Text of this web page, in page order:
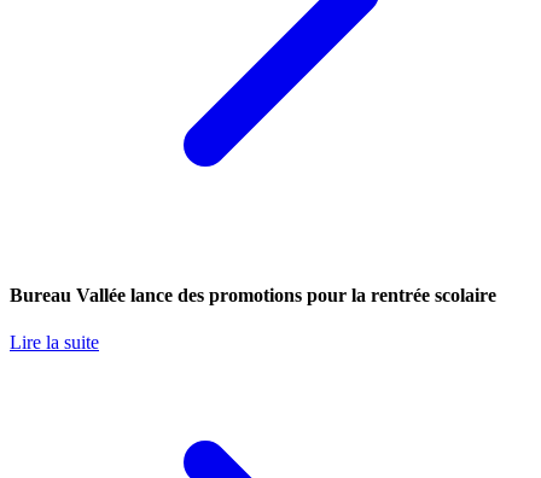
Bureau Vallée lance des promotions pour la rentrée scolaire
Lire la suite